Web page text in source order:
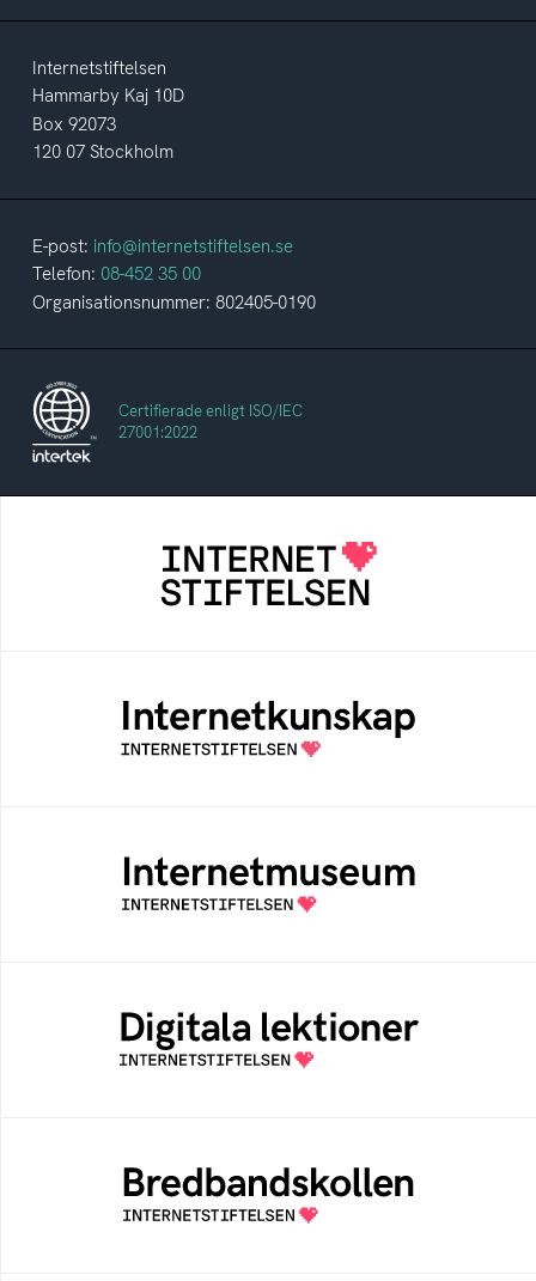
Internetstiftelsen
Hammarby Kaj 10D
Box 92073
120 07 Stockholm
E-post: info@internetstiftelsen.se
Telefon: 08-452 35 00
Organisationsnummer: 802405-0190
Certifierade enligt ISO/IEC
27001:2022
Internetstiftelsen verkar för ett internet som
bidrar positivt till människan och samhället
Samlad kunskap som hjälper dig att bli en
säker och medveten internetanvändare
Ett digitalt museum som byggts, och kureras
av Internetstiftelsen
Öppen digital lärresurs med färdiga lektioner
för alla stadier i grundskolan
Bredbandskollen är ett oberoende
konsumentverktyg som drivs av
Internetstiftelsen